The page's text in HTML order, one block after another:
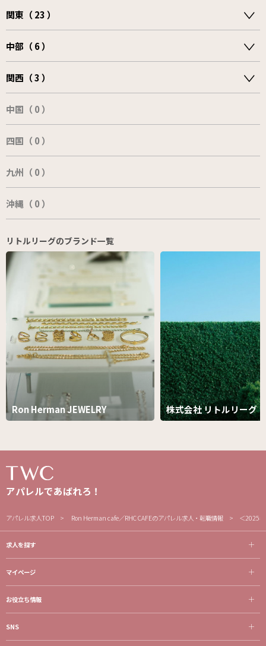
関東（ 23 ）
中部（ 6 ）
関西（ 3 ）
中国（ 0 ）
四国（ 0 ）
九州（ 0 ）
沖縄（ 0 ）
リトルリーグのブランド一覧
Ron Herman JEWELRY 株式会社 リトルリーグ
アパレルであばれろ！
アパレル求人TOP Ron Herman cafe／RHC CAFEのアパレル求人・転職情報 ＜2025
求人を探す
マイページ
お役立ち情報
SNS